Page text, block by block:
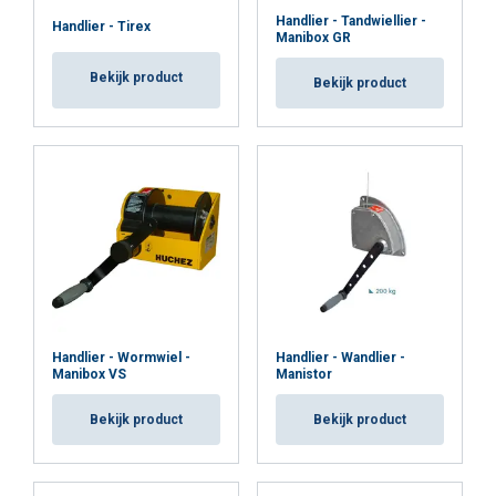
artiesten
Precieze en gecontroleerde bediening
Fijne dosering van hijs- en daalbewegingen
Goede controle over snelheid en positie van de last
Robuuste, professionele kwaliteit
Sterke behuizing en betrouwbare componenten
Geschikt voor frequent gebruik in veeleisende
producties
Staalkabeltrommel voor nette kabelopwikkeling
Veiligheid & betrouwbaarheid
Handlier - Tirex
Bekijk product
Handlier - Tandwiellier -
Manibox GR
Bekijk product
Handlier - Wormwiel -
Manibox VS
Bekijk product
Handlier - Wandlier -
Manistor
Bekijk product